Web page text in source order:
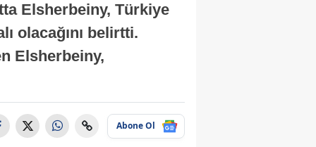
Elsherbeiny, Türkiye
olacağını belirtti.
Elsherbeiny,
Abone Ol